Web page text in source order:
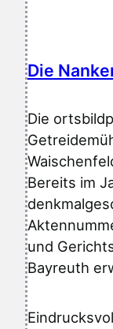
i
c
h
e
n
f
e
l
d
Die
Die
Bereits im
und
Bayreuth